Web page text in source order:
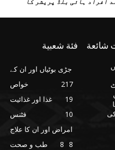
شائعة فئة شعبية
جڑی بوٹیاں اور ان کے
خواص
217
غذا اور غذائیت
19
فٹنس
10
امراض اور ان کا علاج
8
طب و صحت
8